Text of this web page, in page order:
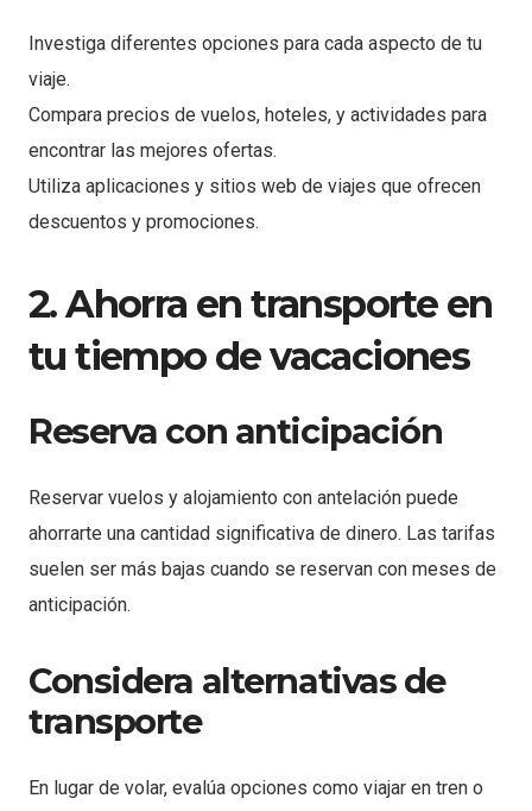
Investiga diferentes opciones para cada aspecto de tu
viaje.
Compara precios de vuelos, hoteles, y actividades para
encontrar las mejores ofertas.
Utiliza aplicaciones y sitios web de viajes que ofrecen
descuentos y promociones.
2. Ahorra en transporte en
tu tiempo de vacaciones
Reserva con anticipación
Reservar vuelos y alojamiento con antelación puede
ahorrarte una cantidad significativa de dinero. Las tarifas
suelen ser más bajas cuando se reservan con meses de
anticipación.
Considera alternativas de
transporte
En lugar de volar, evalúa opciones como viajar en tren o